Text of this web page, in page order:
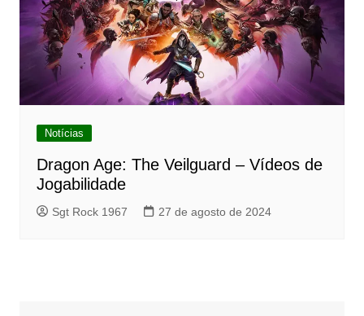
Notícias
Dragon Age: The Veilguard – Vídeos de
Jogabilidade
Sgt Rock 1967 27 de agosto de 2024